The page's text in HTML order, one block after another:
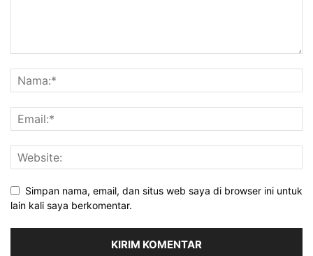
Simpan nama, email, dan situs web saya di browser ini untuk
lain kali saya berkomentar.